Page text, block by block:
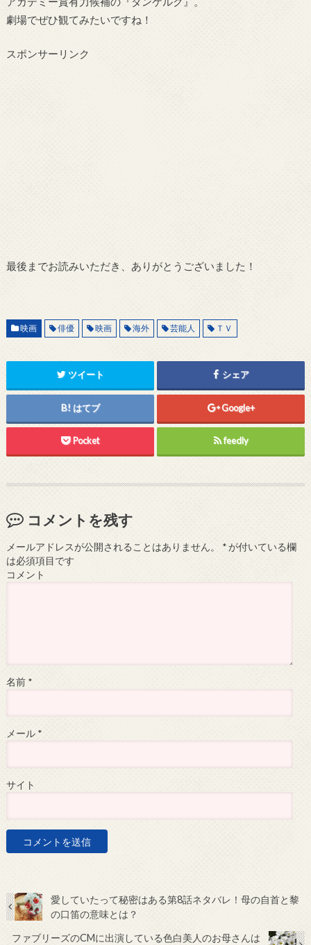
劇場でぜひ観てみたいですね！
スポンサーリンク
最後までお読みいただき、ありがとうございました！
映画 俳優 映画 海外 芸能人 ＴＶ
ツイート シェア
はてブ Google+
Pocket feedly
コメントを残す
メールアドレスが公開されることはありません。 *が付いている欄
は必須項目です
コメント
名前 *
メール *
サイト
愛していたって秘密はある第8話ネタバレ！母の自首と黎
の口笛の意味とは？
ファブリーズのCMに出演している色白美人のお母さんは